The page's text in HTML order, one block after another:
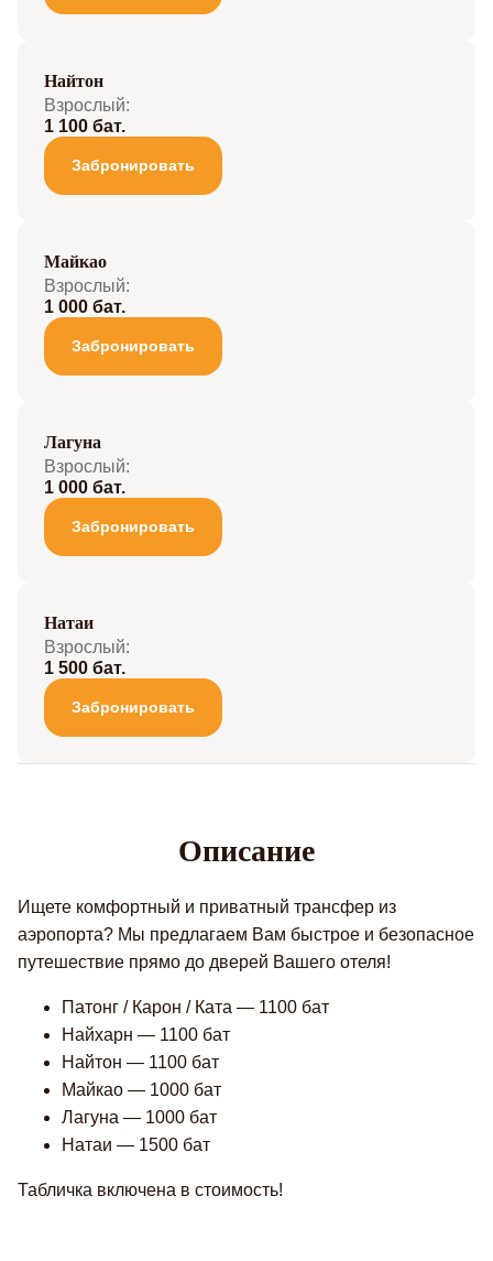
Найтон
Взрослый:
1 100 бат.
Забронировать
Майкао
Взрослый:
1 000 бат.
Забронировать
Лагуна
Взрослый:
1 000 бат.
Забронировать
Натаи
Взрослый:
1 500 бат.
Забронировать
Описание
Ищете комфортный и приватный трансфер из
аэропорта? Мы предлагаем Вам быстрое и безопасное
путешествие прямо до дверей Вашего отеля!
Патонг / Карон / Ката — 1100 бат
Найхарн — 1100 бат
Найтон — 1100 бат
Майкао — 1000 бат
Лагуна — 1000 бат
Натаи — 1500 бат
Табличка включена в стоимость!